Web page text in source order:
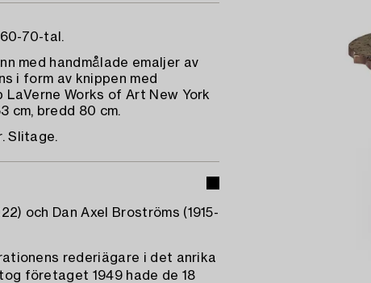
70-tal.
med handmålade emaljer av
i form av knippen med
Works of Art New York
cm, bredd 80 cm.
Slitage.
och Dan Axel Broströms (1915-
rederiägare i det anrika
företaget 1949 hade de 18